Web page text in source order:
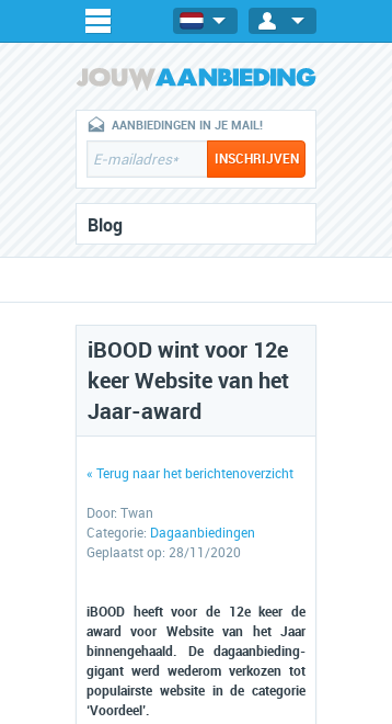
AANBIEDINGEN IN JE MAIL!
Blog
iBOOD wint voor 12e
keer Website van het
Jaar-award
« Terug naar het berichtenoverzicht
Door: Twan
Categorie: Dagaanbiedingen
Geplaatst op: 28/11/2020
iBOOD heeft voor de 12e keer de
award voor Website van het Jaar
binnengehaald. De dagaanbieding-
gigant werd wederom verkozen tot
populairste website in de categorie
‘Voordeel’.